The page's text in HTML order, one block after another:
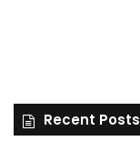
Recent Posts